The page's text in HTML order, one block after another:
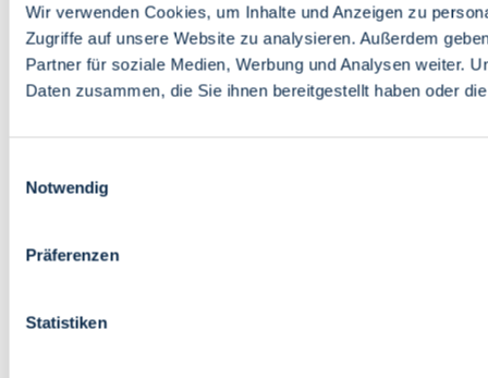
Wir verwenden Cookies, um Inhalte und Anzeigen zu
Zugriffe auf unsere Website zu analysieren. Außerdem
Partner für soziale Medien, Werbung und Analysen weiter.
Daten zusammen, die Sie ihnen bereitgestellt haben oder
Notwendig
Präferenzen
Statistiken